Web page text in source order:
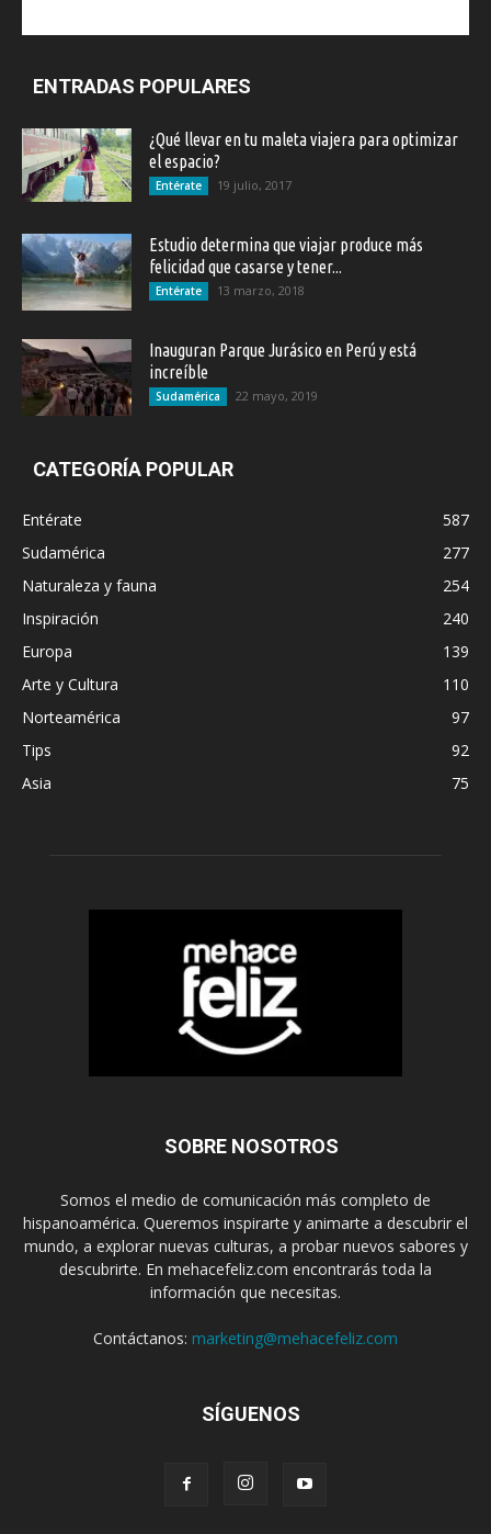
ENTRADAS POPULARES
¿Qué llevar en tu maleta viajera para optimizar
el espacio?
Entérate 19 julio, 2017
Estudio determina que viajar produce más
felicidad que casarse y tener...
Entérate 13 marzo, 2018
Inauguran Parque Jurásico en Perú y está
increíble
Sudamérica 22 mayo, 2019
CATEGORÍA POPULAR
Entérate
587
Sudamérica
277
Naturaleza y fauna
254
Inspiración
240
Europa
139
Arte y Cultura
110
Norteamérica
97
Tips
92
Asia
75
SOBRE NOSOTROS
Somos el medio de comunicación más completo de
hispanoamérica. Queremos inspirarte y animarte a descubrir el
mundo, a explorar nuevas culturas, a probar nuevos sabores y
descubrirte. En mehacefeliz.com encontrarás toda la
información que necesitas.
Contáctanos: marketing@mehacefeliz.com
SÍGUENOS